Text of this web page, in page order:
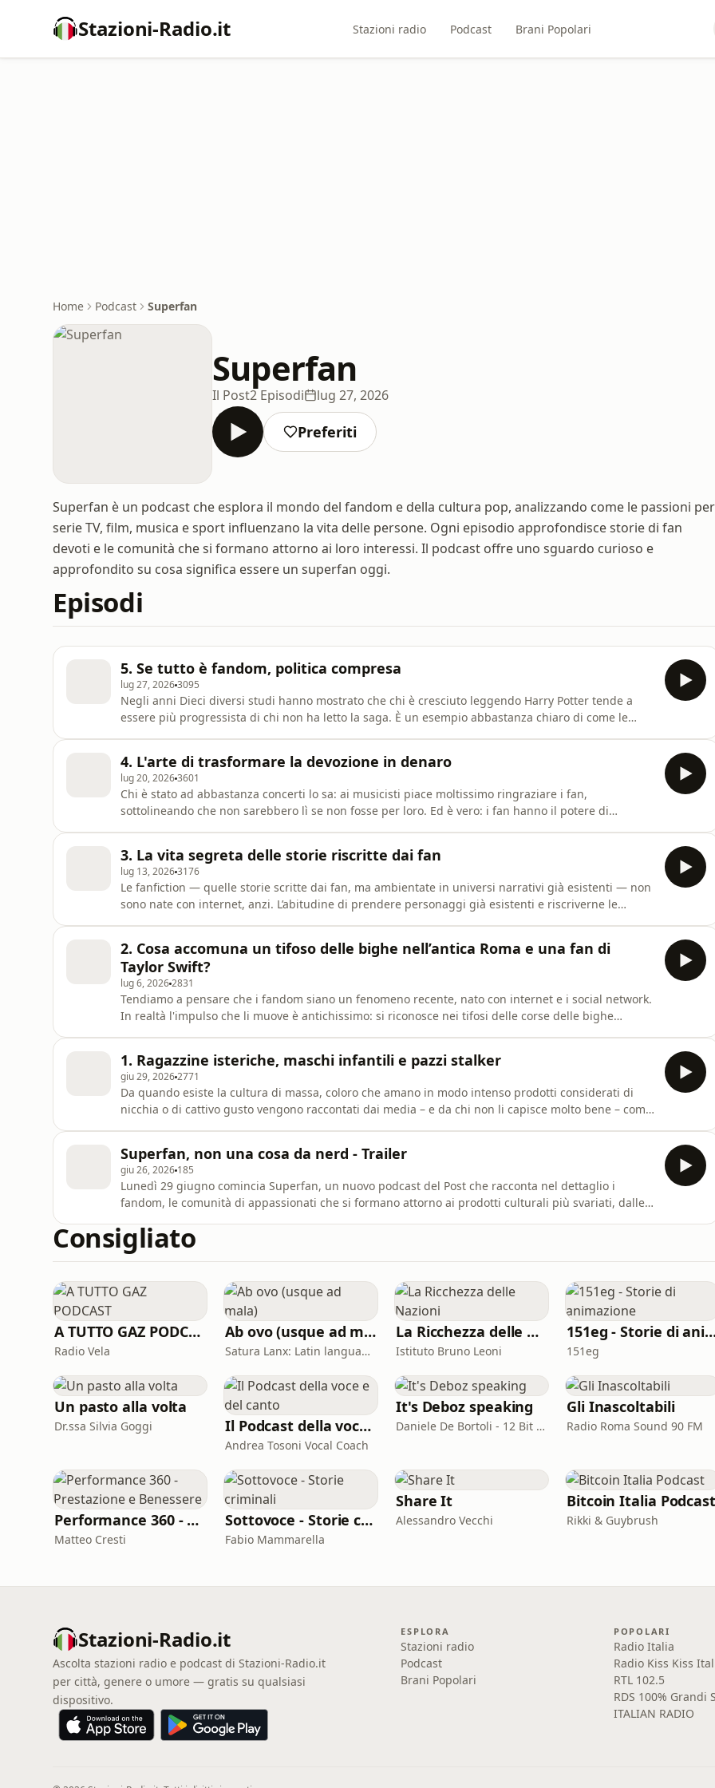
Stazioni-Radio.it Stazioni radio Podcast Brani Popolari
Home Podcast Superfan
Superfan
Il Post2 Episodi lug 27, 2026
Preferiti
Superfan è un podcast che esplora il mondo del fandom e della cultura pop, analizzando come le passioni per
serie TV, film, musica e sport influenzano la vita delle persone. Ogni episodio approfondisce storie di fan
devoti e le comunità che si formano attorno ai loro interessi. Il podcast offre uno sguardo curioso e
approfondito su cosa significa essere un superfan oggi.
Episodi
5. Se tutto è fandom, politica compresa
lug 27, 20263095
Negli anni Dieci diversi studi hanno mostrato che chi è cresciuto leggendo Harry Potter tende a
essere più progressista di chi non ha letto la saga. È un esempio abbastanza chiaro di come le
spaccato il
4. L'arte di trasformare la devozione in denaro
lug 20, 20263601
Chi è stato ad abbastanza concerti lo sa: ai musicisti piace moltissimo ringraziare i fan,
sottolineando che non sarebbero lì se non fosse per loro. Ed è vero: i fan hanno il potere di
apparentemente allo
3. La vita segreta delle storie riscritte dai fan
lug 13, 20263176
Le fanfiction — quelle storie scritte dai fan, ma ambientate in universi narrativi già esistenti — non
sono nate con internet, anzi. L’abitudine di prendere personaggi già esistenti e riscriverne le
pre
2. Cosa accomuna un tifoso delle bighe nell’antica Roma e una fan di
Taylor Swift?
lug 6, 20262831
Tendiamo a pensare che i fandom siano un fenomeno recente, nato con internet e i social network.
In realtà l'impulso che li muove è antichissimo: si riconosce nei tifosi delle corse delle bighe
stessa i
1. Ragazzine isteriche, maschi infantili e pazzi stalker
giu 29, 20262771
Da quando esiste la cultura di massa, coloro che amano in modo intenso prodotti considerati di
nicchia o di cattivo gusto vengono raccontati dai media – e da chi non li capisce molto bene – come
giorni
Superfan, non una cosa da nerd - Trailer
giu 26, 2026 185
Lunedì 29 giugno comincia Superfan, un nuovo podcast del Post che racconta nel dettaglio i
fandom, le comunità di appassionati che si formano attorno ai prodotti culturali più svariati, dalle
tantissimi esempi provenienti da periodi storici e continenti lontani tra loro, di cosa sono i fandom,
da dove vengo
Consigliato
A TUTTO GAZ PODCAST
Radio Vela
Ab ovo (usque ad mala)
Satura Lanx: Latin language and literature for beginners.
La Ricchezza delle Nazioni
Istituto Bruno Leoni
151eg - Storie
151eg
Un pasto alla volta
Dr.ssa Silvia Goggi Il Podcast della voce e del canto
Andrea Tosoni Vocal Coach
It's Deboz speaking
Daniele De Bortoli - 12 Bit Retrogaming Trieste
Gli Inascoltabili
Radio Roma Sound 90 FM
Performance 360 - Prestazione e Benessere
Matteo Cresti
Sottovoce - Storie criminali
Fabio Mammarella
Share It
Alessandro Vecchi
Bitcoin Italia
Rikki & Guybrush
Stazioni-Radio.it
Ascolta stazioni radio e podcast di Stazioni-Radio.it
per città, genere o umore — gratis su qualsiasi
dispositivo.
ESPLORA
Stazioni radio
Podcast
Brani Popolari
POPOLARI
Radio Italia
Radio Kiss Kiss
RTL 102.5
RDS 100% Grandi
ITALIAN RADIO